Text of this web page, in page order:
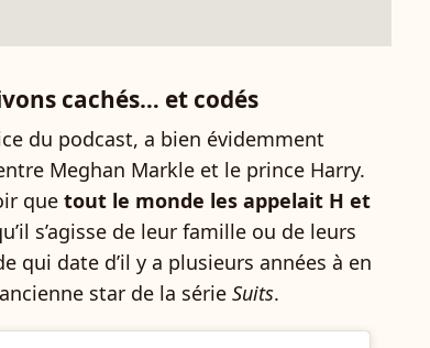
cachés… et codés
du podcast, a bien évidemment
Meghan Markle et le prince Harry.
que tout le monde les appelait H et
s’agisse de leur famille ou de leurs
qui date d’il y a plusieurs années à en
star de la série Suits.